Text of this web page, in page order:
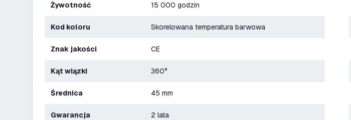
Żywotność 15 000 godzin
Kod koloru Skorelowana temperatura barwowa
Znak jakości CE
Kąt wiązki 360°
Średnica 45 mm
Gwarancja 2 lata